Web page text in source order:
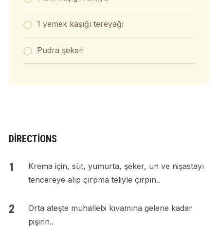
1 yemek kaşığı tereyağı
Pudra şekeri
DIRECTIONS
Krema için, süt, yumurta, şeker, un ve nişastayı
tencereye alıp çırpma teliyle çırpın..
Orta ateşte muhallebi kıvamına gelene kadar
pişirin..